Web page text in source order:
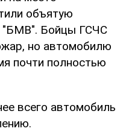
объятую
"БМВ". Бойцы ГСЧС
но автомобилю
почти полностью
всего автомобиль